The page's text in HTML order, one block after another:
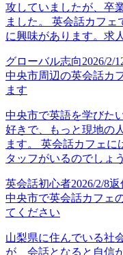
攻していましたが、卒
ました。 英会話カフェ
に興味があります。求
グローバル志向2026/2/
中央市周辺の英会話カ
ます
中央市で英語を学びた
好きで、もっと現地の
ます。 英会話カフェに
タッフがいるのでしょ
英会話初心者2026/2/8返
中央市で英会話カフェ
てください
山梨県に住んでいる社
が、会話となると自信